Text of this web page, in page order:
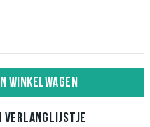
WINKELWAGEN
VERLANGLIJSTJE